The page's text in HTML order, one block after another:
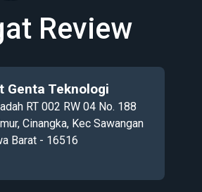
Review
Genta Teknologi
RT 002 RW 04 No. 188
Cinangka, Kec Sawangan
Barat - 16516